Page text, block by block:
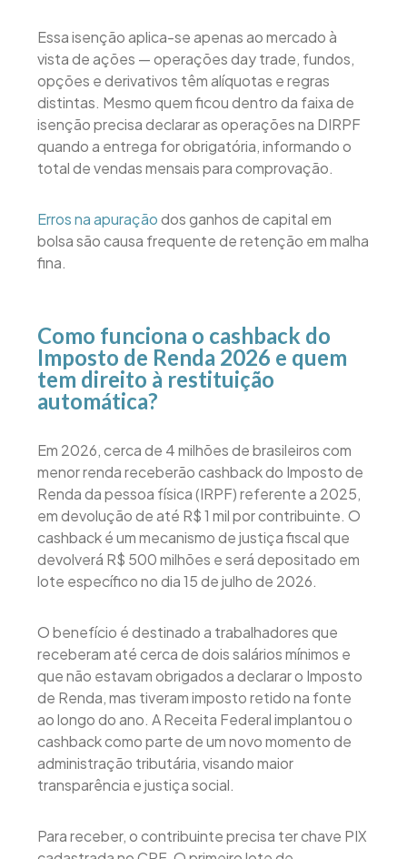
Essa isenção aplica-se apenas ao mercado à
vista de ações — operações day trade, fundos,
opções e derivativos têm alíquotas e regras
distintas. Mesmo quem ficou dentro da faixa de
isenção precisa declarar as operações na DIRPF
quando a entrega for obrigatória, informando o
total de vendas mensais para comprovação.
Erros na apuraçãodos ganhos de capital em
bolsa são causa frequente de retenção em malha
fina.
Como funciona o cashback do
Imposto de Renda 2026 e quem
tem direito à restituição
automática?
Em 2026, cerca de 4 milhões de brasileiros com
menor renda receberão cashback do Imposto de
Renda da pessoa física (IRPF) referente a 2025,
em devolução de até R$ 1 mil por contribuinte. O
cashback é um mecanismo de justiça fiscal que
devolverá R$ 500 milhões e será depositado em
lote específico no dia 15 de julho de 2026.
O benefício é destinado a trabalhadores que
receberam até cerca de dois salários mínimos e
que não estavam obrigados a declarar o Imposto
de Renda, mas tiveram imposto retido na fonte
ao longo do ano. A Receita Federal implantou o
cashback como parte de um novo momento de
administração tributária, visando maior
transparência e justiça social.
Para receber, o contribuinte precisa ter chave PIX